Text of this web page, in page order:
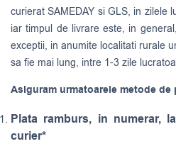
curieratSAMEDAY si GLS, in zilele
iar timpul de livrare este, in
exceptii, in anumite localitati rurale
sa fie mai lung, intre 1-3 zile
Asiguram urmatoarele metode de
Plata ramburs, in numerar,
curier*